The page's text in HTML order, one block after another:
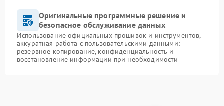
Оригинальные программные решение и
безопасное обслуживание данных
Использование официальных прошивок и инструментов,
аккуратная работа с пользовательскими данными:
резервное копирование, конфиденциальность и
восстановление информации при необходимости